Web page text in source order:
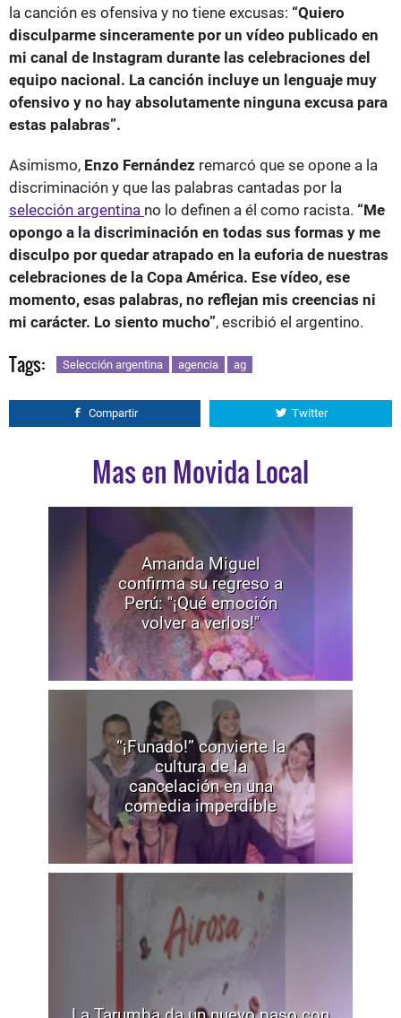
la canción es ofensiva y no tiene excusas: “Quiero
disculparme sinceramente por un vídeo publicado en
mi canal de Instagram durante las celebraciones del
equipo nacional. La canción incluye un lenguaje muy
ofensivo y no hay absolutamente ninguna excusa para
estas palabras”.
Asimismo, Enzo Fernández remarcó que se opone a la
discriminación y que las palabras cantadas por la
selección argentina no lo definen a él como racista. “Me
opongo a la discriminación en todas sus formas y me
disculpo por quedar atrapado en la euforia de nuestras
celebraciones de la Copa América. Ese vídeo, ese
momento, esas palabras, no reflejan mis creencias ni
mi carácter. Lo siento mucho”, escribió el argentino.
Tags: Selección argentina agencia ag
Compartir Twitter
Mas en Movida Local
Amanda Miguel
confirma su regreso a
Perú: "¡Qué emoción
volver a verlos!"
“¡Funado!” convierte la
cultura de la
cancelación en una
comedia imperdible